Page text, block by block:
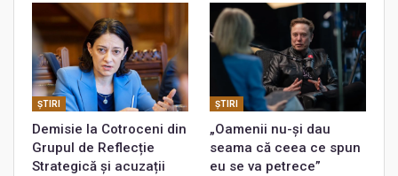
ŞTIRI
Demisie la Cotroceni din
Grupul de Reflecție
Strategică și acuzații
ŞTIRI
„Oamenii nu-și dau
seama că ceea ce spun
eu se va petrece”